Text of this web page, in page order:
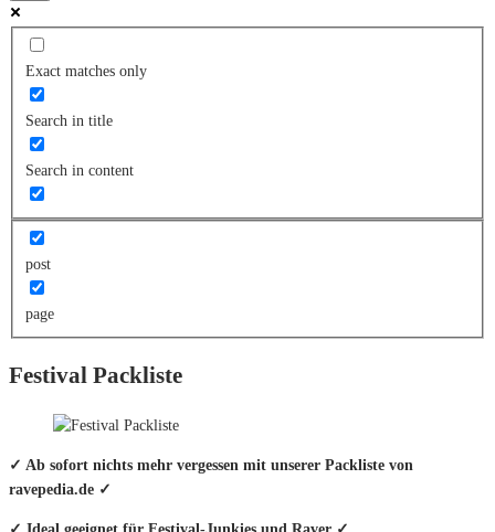
Exact matches only
Search in title
Search in content
post
page
Festival Packliste
✓ Ab sofort nichts mehr vergessen mit unserer Packliste von
ravepedia.de ✓